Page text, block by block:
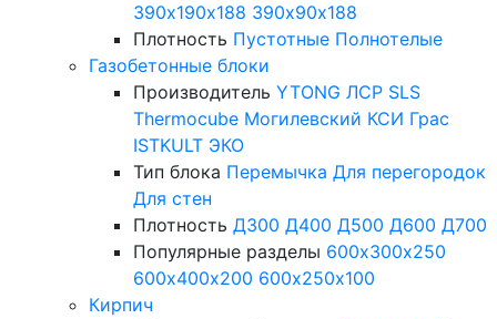
390х190х188 390х90х188
Плотность Пустотные Полнотелые
Газобетонные блоки
Производитель YTONG ЛСР SLS
Thermocube Могилевский КСИ Грас
ISTKULT ЭКО
Тип блока Перемычка Для перегородок
Для стен
Плотность Д300 Д400 Д500 Д600 Д700
Популярные разделы 600х300х250
600х400х200 600х250х100
Кирпич